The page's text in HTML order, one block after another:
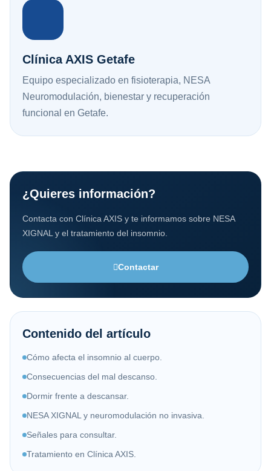
Clínica AXIS Getafe
Equipo especializado en fisioterapia, NESA
Neuromodulación, bienestar y recuperación
funcional en Getafe.
¿Quieres información?
Contacta con Clínica AXIS y te informamos sobre NESA
XIGNAL y el tratamiento del insomnio.
Contactar
Contenido del artículo
Cómo afecta el insomnio al cuerpo.
Consecuencias del mal descanso.
Dormir frente a descansar.
NESA XIGNAL y neuromodulación no invasiva.
Señales para consultar.
Tratamiento en Clínica AXIS.